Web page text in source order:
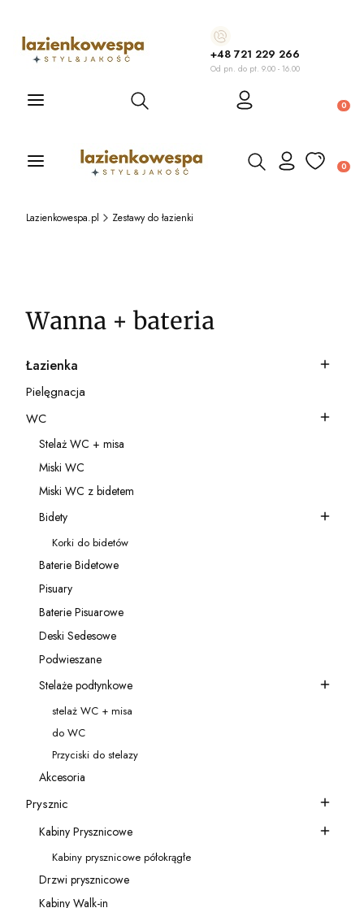
+48 721 229 266
Od pn. do pt. 9.00 - 16.00
Otwórz wyszukiwarkę
Otwórz wyszukiwarkę
Lazienkowespa.pl Zestawy do łazienki
Wanna + bateria
Kategoria - Łazienka
Łazienka
Kategoria - Pielęgnacja
Pielęgnacja
Kategoria - WC
WC
Kategoria - Stelaż WC + misa
Stelaż WC + misa
Kategoria - Miski WC
Miski WC
Kategoria - Miski WC z bidetem
Miski WC z bidetem
Kategoria - Bidety
Bidety
Kategoria - Korki do bidetów
Korki do bidetów
Kategoria - Baterie Bidetowe
Baterie Bidetowe
Kategoria - Pisuary
Pisuary
Kategoria - Baterie Pisuarowe
Baterie Pisuarowe
Kategoria - Deski Sedesowe
Deski Sedesowe
Kategoria - Podwieszane
Podwieszane
Kategoria - Stelaże podtynkowe
Stelaże podtynkowe
Kategoria - stelaż WC + misa
stelaż WC + misa
Kategoria - do WC
do WC
Kategoria - Przyciski do stelazy
Przyciski do stelazy
Kategoria - Akcesoria
Akcesoria
Kategoria - Prysznic
Prysznic
Kategoria - Kabiny Prysznicowe
Kabiny Prysznicowe
Kategoria - Kabiny prysznicowe półokrągłe
Kabiny prysznicowe półokrągłe
Kategoria - Drzwi prysznicowe
Drzwi prysznicowe
Kabiny Walk-in